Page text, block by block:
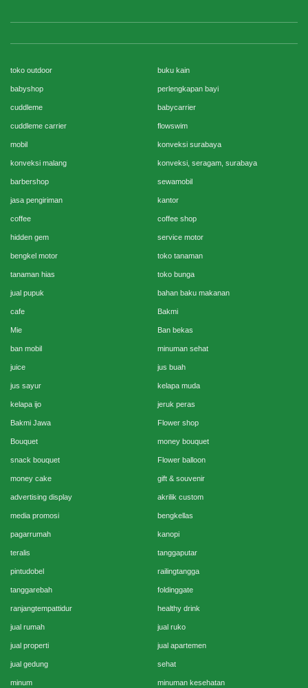
toko outdoor buku kain
babyshop perlengkapan bayi
cuddleme babycarrier
cuddleme carrier flowswim
mobil konveksi surabaya
konveksi malang konveksi, seragam, surabaya
barbershop sewamobil
jasa pengiriman kantor
coffee coffee shop
hidden gem service motor
bengkel motor toko tanaman
tanaman hias toko bunga
jual pupuk bahan baku makanan
cafe Bakmi
Mie Ban bekas
ban mobil minuman sehat
juice jus buah
jus sayur kelapa muda
kelapa ijo jeruk peras
Bakmi Jawa Flower shop
Bouquet money bouquet
snack bouquet Flower balloon
money cake gift & souvenir
advertising display akrilik custom
media promosi bengkellas
pagarrumah kanopi
teralis tanggaputar
pintudobel railingtangga
tanggarebah foldinggate
ranjangtempattidur healthy drink
jual rumah jual ruko
jual properti jual apartemen
jual gedung sehat
minum minuman kesehatan